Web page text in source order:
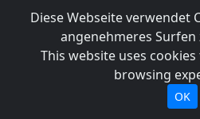
Diese Webseite verwendet
angenehmeres
This website uses
browsing
OK